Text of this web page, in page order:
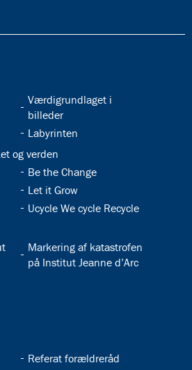
32.5:
Værdigrundlaget i
billeder
32.7:
Labyrinten
og verden
32.10:
Be the Change
32.12:
Let it Grow
32.14:
Ucycle We cycle Recycle
32.17:
Markering af katastrofen
på Institut Jeanne d’Arc
32.23:
Referat forældreråd